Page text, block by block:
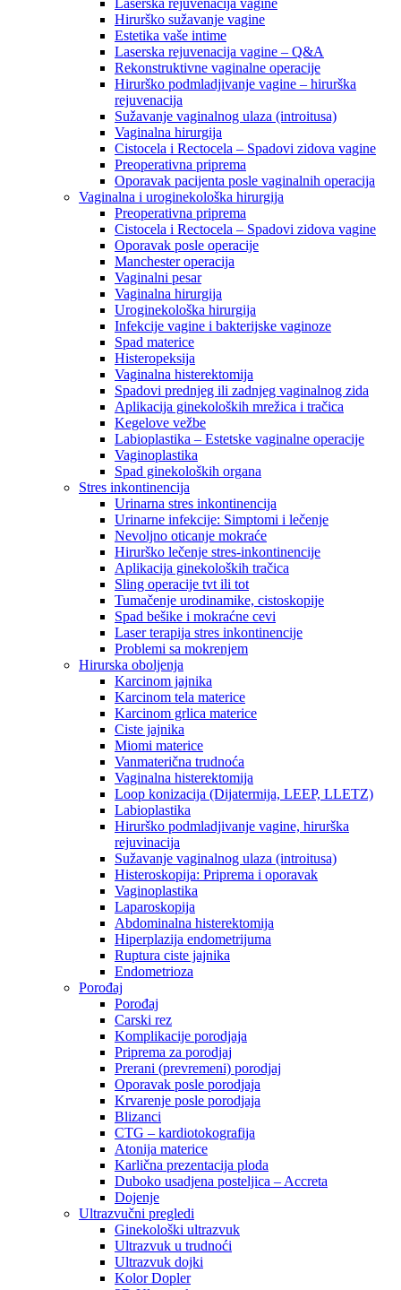
Laserska rejuvenacija vagine
Hirurško sužavanje vagine
Estetika vaše intime
Laserska rejuvenacija vagine – Q&A
Rekonstruktivne vaginalne operacije
Hirurško podmladjivanje vagine – hirurška
rejuvenacija
Sužavanje vaginalnog ulaza (introitusa)
Vaginalna hirurgija
Cistocela i Rectocela – Spadovi zidova vagine
Preoperativna priprema
Oporavak pacijenta posle vaginalnih operacija
Vaginalna i uroginekološka hirurgija
Preoperativna priprema
Cistocela i Rectocela – Spadovi zidova vagine
Oporavak posle operacije
Manchester operacija
Vaginalni pesar
Vaginalna hirurgija
Uroginekološka hirurgija
Infekcije vagine i bakterijske vaginoze
Spad materice
Histeropeksija
Vaginalna histerektomija
Spadovi prednjeg ili zadnjeg vaginalnog zida
Aplikacija ginekoloških mrežica i tračica
Kegelove vežbe
Labioplastika – Estetske vaginalne operacije
Vaginoplastika
Spad ginekoloških organa
Stres inkontinencija
Urinarna stres inkontinencija
Urinarne infekcije: Simptomi i lečenje
Nevoljno oticanje mokraće
Hirurško lečenje stres-inkontinencije
Aplikacija ginekoloških tračica
Sling operacije tvt ili tot
Tumačenje urodinamike, cistoskopije
Spad bešike i mokraćne cevi
Laser terapija stres inkontinencije
Problemi sa mokrenjem
Hirurska oboljenja
Karcinom jajnika
Karcinom tela materice
Karcinom grlica materice
Ciste jajnika
Miomi materice
Vanmaterična trudnoća
Vaginalna histerektomija
Loop konizacija (Dijatermija, LEEP, LLETZ)
Labioplastika
Hirurško podmladjivanje vagine, hirurška
rejuvinacija
Sužavanje vaginalnog ulaza (introitusa)
Histeroskopija: Priprema i oporavak
Vaginoplastika
Laparoskopija
Abdominalna histerektomija
Hiperplazija endometrijuma
Ruptura ciste jajnika
Endometrioza
Porođaj
Porođaj
Carski rez
Komplikacije porodjaja
Priprema za porodjaj
Prerani (prevremeni) porodjaj
Oporavak posle porodjaja
Krvarenje posle porodjaja
Blizanci
CTG – kardiotokografija
Atonija materice
Karlična prezentacija ploda
Duboko usadjena posteljica – Accreta
Dojenje
Ultrazvučni pregledi
Ginekološki ultrazvuk
Ultrazvuk u trudnoći
Ultrazvuk dojki
Kolor Dopler